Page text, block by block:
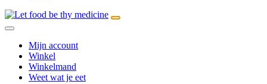
Mijn account
Winkel
Winkelmand
Weet wat je eet